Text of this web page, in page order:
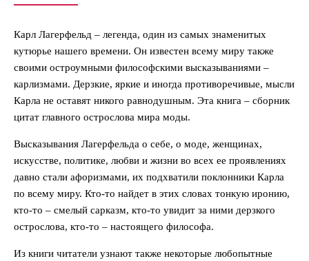
Карл Лагерфельд – легенда, один из самых знаменитых
кутюрье нашего времени. Он известен всему миру также
своими остроумными философскими высказываниями –
карлизмами. Дерзкие, яркие и иногда противоречивые, мысли
Карла не оставят никого равнодушным. Эта книга – сборник
цитат главного острослова мира моды.
Высказывания Лагерфельда о себе, о моде, женщинах,
искусстве, политике, любви и жизни во всех ее проявлениях
давно стали афоризмами, их подхватили поклонники Карла
по всему миру. Кто-то найдет в этих словах тонкую иронию,
кто-то – смелый сарказм, кто-то увидит за ними дерзкого
острослова, кто-то – настоящего философа.
Из книги читатели узнают также некоторые любопытные